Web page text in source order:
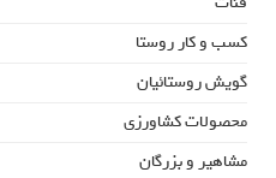
کسب و کار روستا
گویش روستائیان
محصولات کشاورزی
مشاهیر و بزرگان